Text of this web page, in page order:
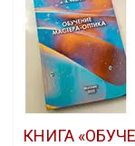
КНИГА